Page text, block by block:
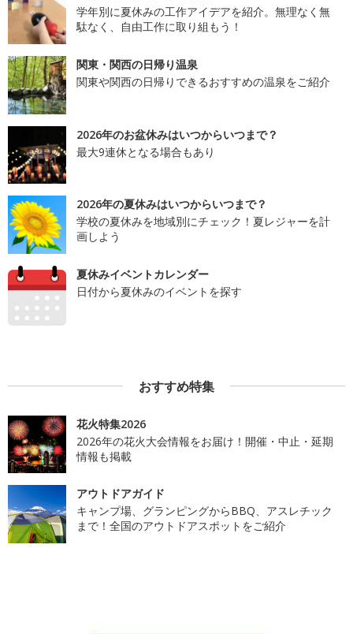
学年別に夏休みの工作アイデアを紹介。無理なく無
駄なく、自由工作に取り組もう！
関東・関西の日帰り温泉
関東や関西の日帰りできるおすすめの温泉をご紹介
2026年のお盆休みはいつからいつまで？
最大9連休となる場合もあり
2026年の夏休みはいつからいつまで？
学校の夏休みを地域別にチェック！夏レジャーを計
画しよう
夏休みイベントカレンダー
日付から夏休みのイベントを探す
おすすめ特集
花火特集2026
2026年の花火大会情報をお届け！開催・中止・延期
情報も掲載
アウトドアガイド
キャンプ場、グランピングからBBQ、アスレチック
まで！全国のアウトドアスポットをご紹介